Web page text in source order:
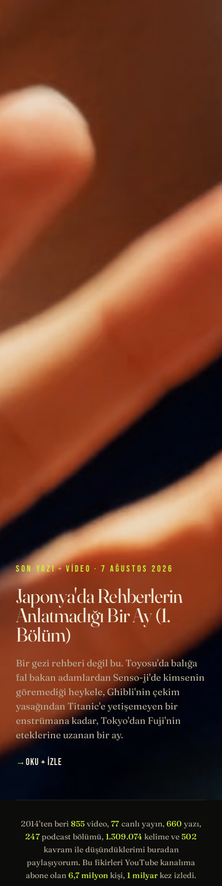
SON YAZI + VIDEO · 7 AĞUSTOS 2026
Japonya'da Rehberlerin
Anlatmadığı Bir Ay (1.
Bölüm)
Bir gezi rehberi değil bu. Toyosu'da balığa
fal bakan adamlardan Senso-ji'de kimsenin
göremediği heykele, Ghibli'nin çekim
yasağından Titanic'e yetişemeyen bir
enstrümana kadar, Tokyo'dan Fuji'nin
eteklerine uzanan bir ay.
→ OKU + İZLE
2014'ten beri 855 video,77canlı yayın, 660 yazı,
247podcast bölümü, 1.309.074 kelime ve 502
kavram ile düşündüklerimi buradan
paylaşıyorum. Bu fikirleri YouTube kanalıma
abone olan 6,7 milyon kişi, 1 milyarkez izledi.